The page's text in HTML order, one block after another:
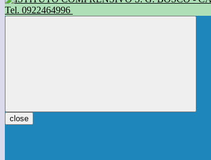
Tel. 0922464996
close